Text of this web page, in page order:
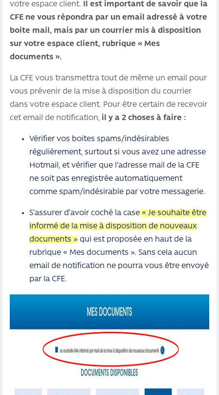
votre espace client.
Il est important de savoir que la
CFE ne vous répondra par un email adressé à votre
boite mail, mais par un courrier mis à disposition
sur votre espace client, rubrique « Mes
documents ».
La CFE vous transmettra tout de même un email pour
vous prévenir de la mise à disposition du courrier
dans votre espace client. Pour être certain de recevoir
cet email de notification, il y a 2 choses à faire :
Vérifier vos boites spams/indésirables
régulièrement, surtout si vous avez une adresse
Hotmail, et vérifier que l’adresse mail de la CFE
ne soit pas enregistrée automatiquement
comme spam/indésirable par votre messagerie.
S’assurer d’avoir coché la case « Je souhaite être
informé de la mise à disposition de nouveaux
documents » qui est proposée en haut de la
rubrique « Mes documents ». Sans cela aucun
email de notification ne pourra vous être envoyé
par la CFE.